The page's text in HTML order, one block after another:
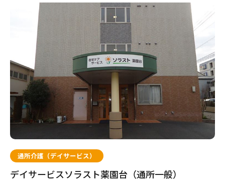
通所介護（デイサービス）
デイサービスソラスト薬園台（通所一般）